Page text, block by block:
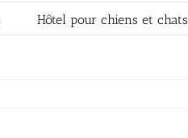
Hôtel pour chiens et chats